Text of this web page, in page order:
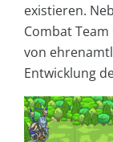
existieren.
Combat
von
Entwicklung